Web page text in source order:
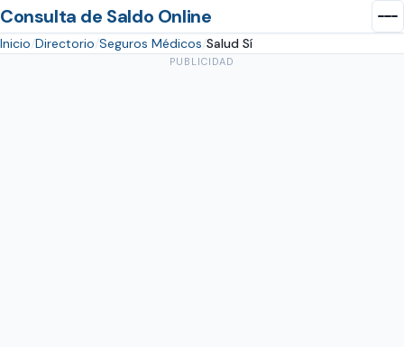
Consulta de Saldo Online
Inicio Directorio Seguros Médicos Salud Sí
PUBLICIDAD